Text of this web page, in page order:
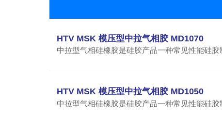
HTV MSK 模压型中拉气相胶 MD1070
中拉型气相硅橡胶是硅胶产品一种常见性能硅
HTV MSK 模压型中拉气相胶 MD1050
中拉型气相硅橡胶是硅胶产品一种常见性能硅